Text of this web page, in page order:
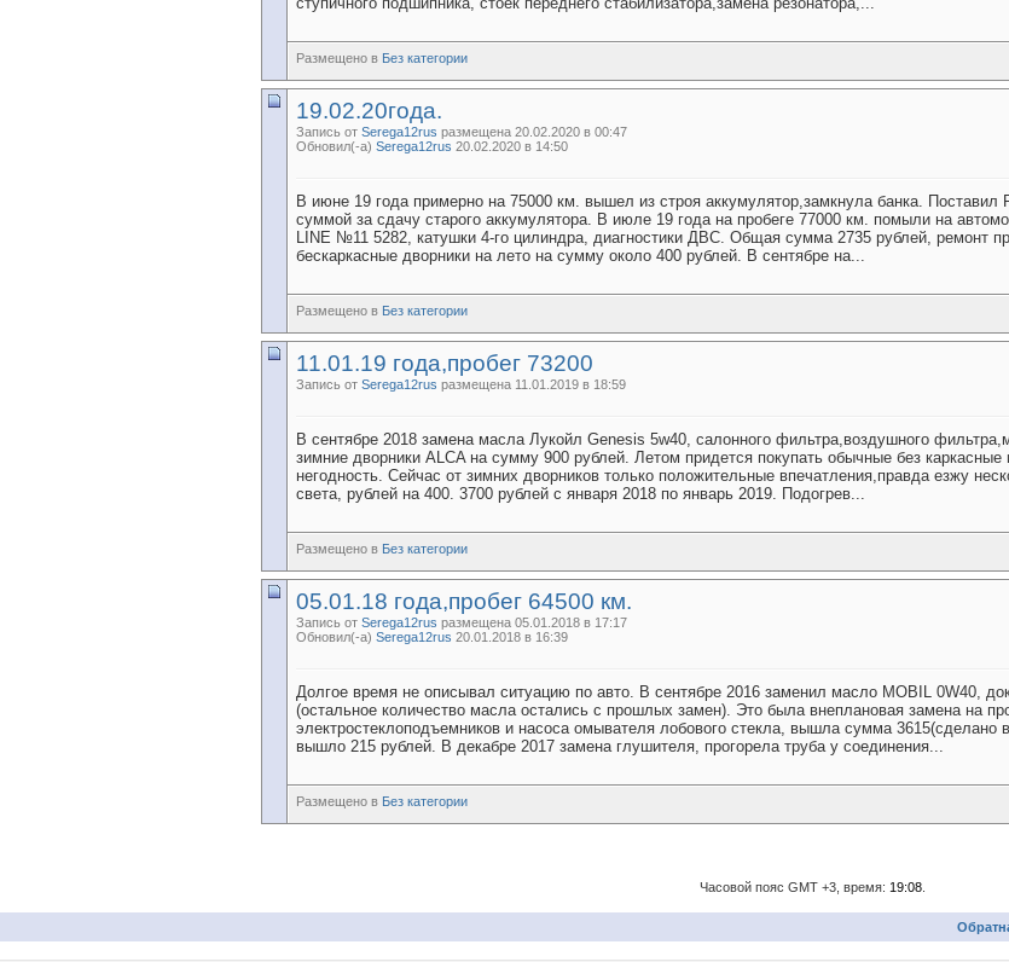
Размещено в Без категории
19.02.20года.
Запись от Serega12rus размещена 20.02.2020 в 00:47
Обновил(-а) Serega12rus 20.02.2020 в 14:50
В июне 19 года примерно на 75000 км. вышел из строя аккумулятор,замкнула банка.
суммой за сдачу старого аккумулятора. В июле 19 года на пробеге 77000 км. помыли на
LINE №11 5282, катушки 4-го цилиндра, диагностики ДВС. Общая сумма 2735 рублей, ремонт
бескаркасные дворники на лето на сумму около 400 рублей. В сентябре на...
Размещено в Без категории
11.01.19 года,пробег 73200
Запись от Serega12rus размещена 11.01.2019 в 18:59
В сентябре 2018 замена масла Лукойл Genesis 5w40, салонного фильтра,воздушного
зимние дворники ALCA на сумму 900 рублей. Летом придется покупать обычные без
негодность. Сейчас от зимних дворников только положительные впечатления,правда езжу
света, рублей на 400. 3700 рублей с января 2018 по январь 2019. Подогрев...
Размещено в Без категории
05.01.18 года,пробег 64500 км.
Запись от Serega12rus размещена 05.01.2018 в 17:17
Обновил(-а) Serega12rus 20.01.2018 в 16:39
Долгое время не описывал ситуацию по авто. В сентябре 2016 заменил масло MOBIL 0W40,
(остальное количество масла остались с прошлых замен). Это была внеплановая замена на
электростеклоподъемников и насоса омывателя лобового стекла, вышла сумма
вышло 215 рублей. В декабре 2017 замена глушителя, прогорела труба у соединения...
Размещено в Без категории
Часовой пояс GMT +3, время: 19:08.